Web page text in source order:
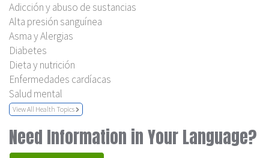
Adicción y abuso de sustancias
Alta presión sanguínea
Asma y Alergias
Diabetes
Dieta y nutrición
Enfermedades cardíacas
Salud mental
View All Health Topics
Need Information in Your Language?